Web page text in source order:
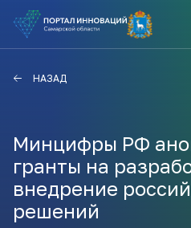
НАЗАД
Минцифры РФ
гранты на
внедрение
решений
Актуальные конкурсы
Анонсы публикаций
Новости компании
ВАМ СЮДА
ПОЛЕЗНЫЕ